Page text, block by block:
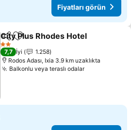
Fiyatları görün
PaylaşFavorilerime ekle
City Plus Rhodes Hotel
2 Yıldız
7,7 İyi
1.258
Rodos Adası, Ixia 3.9 km uzaklıkta
Balkonlu veya teraslı odalarFiyatları